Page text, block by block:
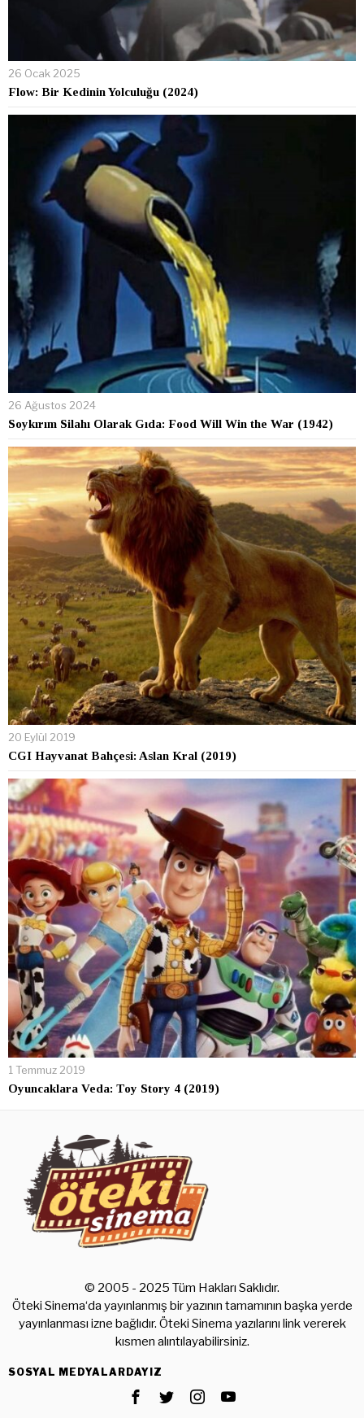
26 Ocak 2025
Flow: Bir Kedinin Yolculuğu (2024)
26 Ağustos 2024
Soykırım Silahı Olarak Gıda: Food Will Win the War (1942)
20 Eylül 2019
CGI Hayvanat Bahçesi: Aslan Kral (2019)
1 Temmuz 2019
Oyuncaklara Veda: Toy Story 4 (2019)
© 2005 - 2025 Tüm Hakları Saklıdır.
Öteki Sinema‘da yayınlanmış bir yazının tamamının başka yerde
yayınlanması izne bağlıdır. Öteki Sinema yazılarını link vererek
kısmen alıntılayabilirsiniz.
SOSYAL MEDYALARDAYIZ